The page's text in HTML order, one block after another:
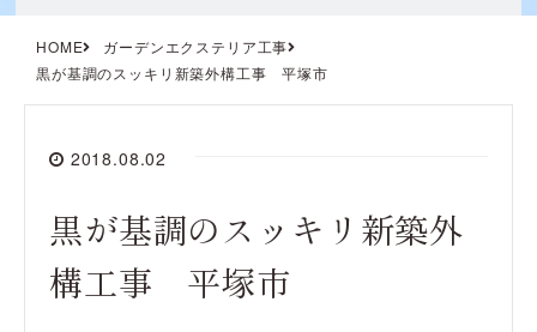
HOME
ガーデンエクステリア工事
黒が基調のスッキリ新築外構工事 平塚市
2018.08.02
黒が基調のスッキリ新築外
構工事 平塚市